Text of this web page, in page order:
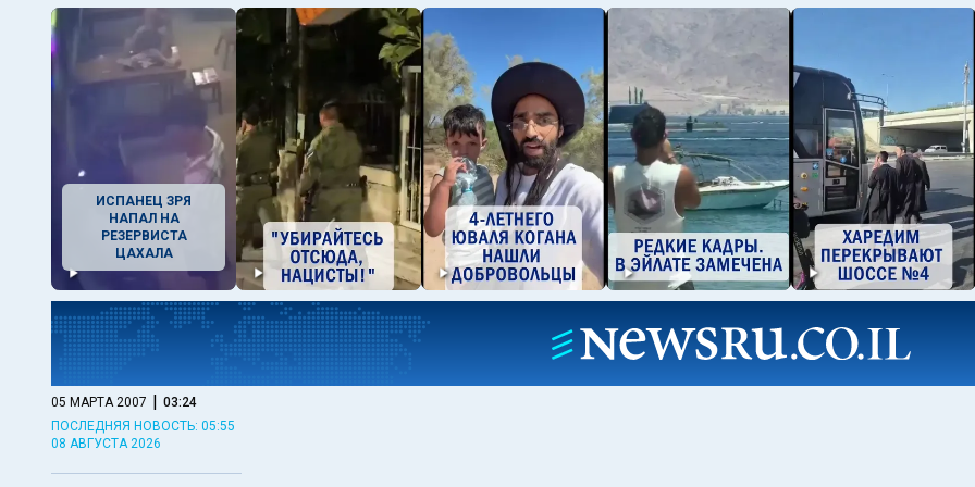
ИСПАНЕЦ ЗРЯ
НАПАЛ НА
РЕЗЕРВИСТА
ЦАХАЛА
05 МАРТА 2007 | 03:24
ПОСЛЕДНЯЯ НОВОСТЬ: 05:55
08 АВГУСТА 2026